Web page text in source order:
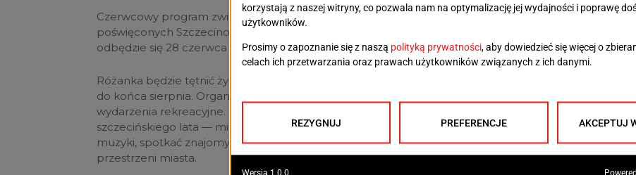
Czerwcowy program zwieńczy koncert zespołu IGA’cki Band. Artyści znani są z utworów
poświęconych Szczecinowi, morzu i żeglarskim tradycjom Pomorza Zachodniego. Koncert
odbędzie się 28 czerwca i będzie muzycznym ukłonem w stronę morskiej tożsamości miasta.
Różanka będzie tętnić życiem przez całe wakacje. 19. sezon Różanego Ogrodu Sztuki potrwa aż
do końca sierpnia. Organizatorzy zapowiadają kolejne koncerty, warsztaty, spotkania i
wydarzenia rekreacyjne. Dla wielu mieszkańców to właśnie Różanka jest symbolem
szczecińskiego lata — miejscem, gdzie można odpocząć od miejskiego zgiełku, posłuchać
muzyki, spotkać znajomych i spędzić czas w otoczeniu jednej z najpiękniejszych zielonych
przestrzeni miasta.